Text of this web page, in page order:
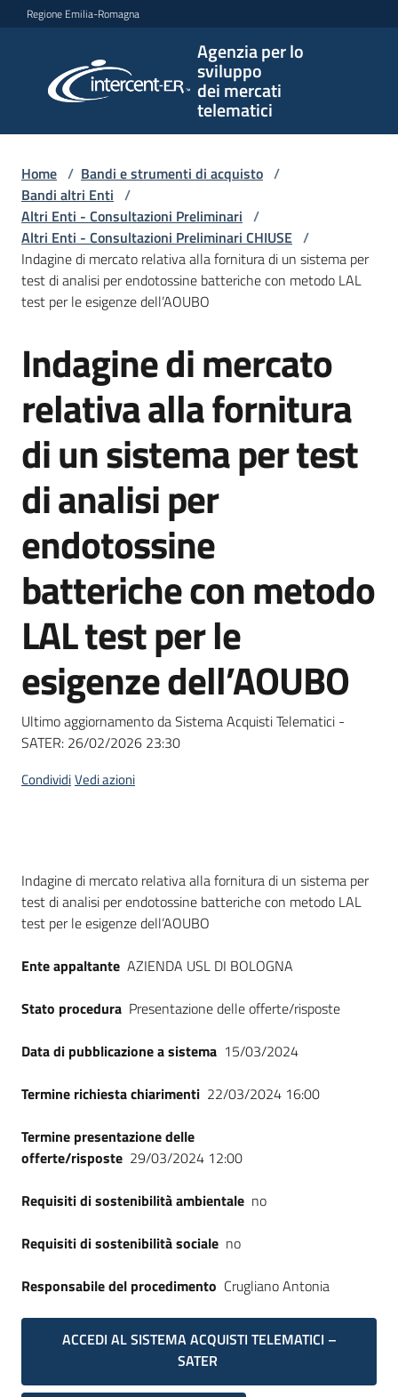
Vai al contenuto
Vai alla navigazione
Vai al footer
Regione Emilia-Romagna
Agenzia per lo
sviluppo
dei mercati
telematici
per lo
sviluppo
telematici
L'Agenzia
e
strumenti
acquisto
Supporto
Piattaforme
telematiche
site
Home / Bandi e strumenti di acquisto /
Bandi altri Enti /
Altri Enti - Consultazioni Preliminari /
Altri Enti - Consultazioni Preliminari CHIUSE /
Indagine di mercato relativa alla fornitura di un sistema per
test di analisi per endotossine batteriche con metodo LAL
test per le esigenze dell’AOUBO
Salta al contenuto
Indagine di mercato
relativa alla fornitura
di un sistema per test
di analisi per
endotossine
batteriche con metodo
LAL test per le
esigenze dell’AOUBO
Ultimo aggiornamento da Sistema Acquisti Telematici -
SATER: 26/02/2026 23:30
CondividiVedi azioni
Dati del bando
Indagine di mercato relativa alla fornitura di un sistema per
test di analisi per endotossine batteriche con metodo LAL
test per le esigenze dell’AOUBO
Ente appaltante AZIENDA USL DI BOLOGNA
Stato procedura Presentazione delle offerte/risposte
Data di pubblicazione a sistema 15/03/2024
Termine richiesta chiarimenti 22/03/2024 16:00
Termine presentazione delle
offerte/risposte 29/03/2024 12:00
Requisiti di sostenibilità ambientale no
Requisiti di sostenibilità sociale no
Responsabile del procedimento Crugliano Antonia
ACCEDI AL SISTEMA ACQUISTI TELEMATICI –
SATER